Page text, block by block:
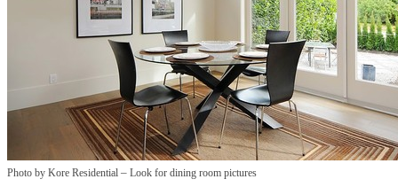
Photo by Kore Residential – Look for dining room pictures